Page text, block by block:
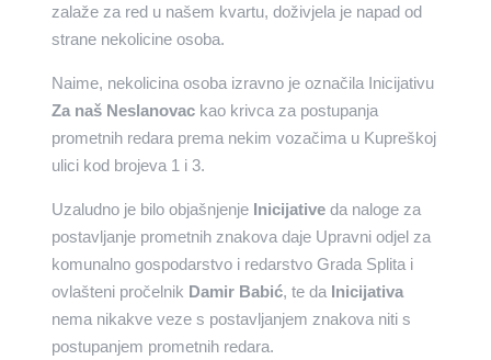
zalaže za red u našem kvartu, doživjela je napad od
strane nekolicine osoba.
Naime, nekolicina osoba izravno je označila Inicijativu
Za naš Neslanovackao krivca za postupanja
prometnih redara prema nekim vozačima u Kupreškoj
ulici kod brojeva 1 i 3.
Uzaludno je bilo objašnjenje Inicijativeda naloge za
postavljanje prometnih znakova daje Upravni odjel za
komunalno gospodarstvo i redarstvo Grada Splita i
ovlašteni pročelnik Damir Babić, te da Inicijativa
nema nikakve veze s postavljanjem znakova niti s
postupanjem prometnih redara.